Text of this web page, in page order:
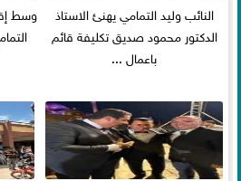
النائب وليد التمامي يهنئ الاستاذ
الدكتور محمود صديق تكليفة قائم
باعمال ...
وسط